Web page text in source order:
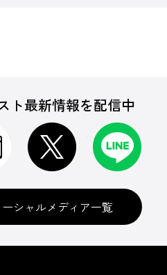
ト最新情報を配信中
ーシャルメディア一覧